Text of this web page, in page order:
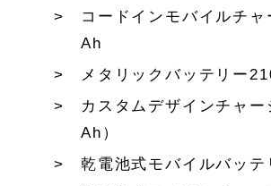
コードインモバイルチ
Ah
メタリックバッテリー
カスタムデザインチャ
Ah）
乾電池式モバイルバッテ